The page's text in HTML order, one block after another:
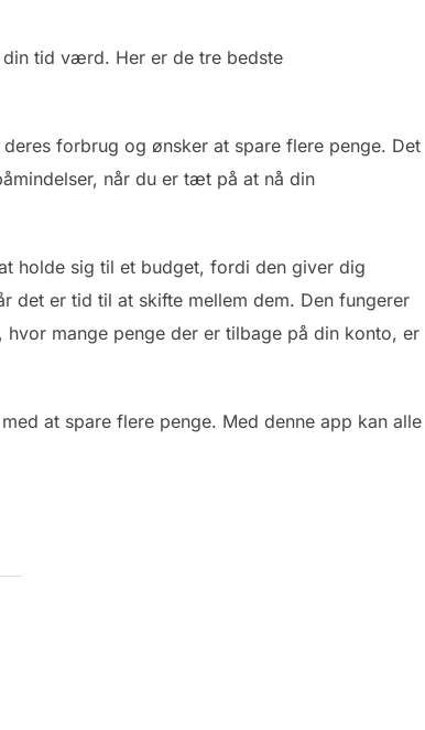
din tid værd. Her er de tre bedste
forbrug og ønsker at spare flere penge. Det
når du er tæt på at nå din
holde sig til et budget, fordi den giver dig
er tid til at skifte mellem dem. Den fungerer
mange penge der er tilbage på din konto, er
at spare flere penge. Med denne app kan alle